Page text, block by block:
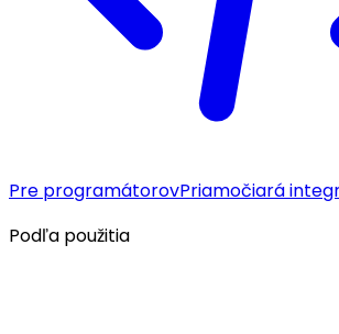
Pre programátorovPriamočiará
Podľa použitia